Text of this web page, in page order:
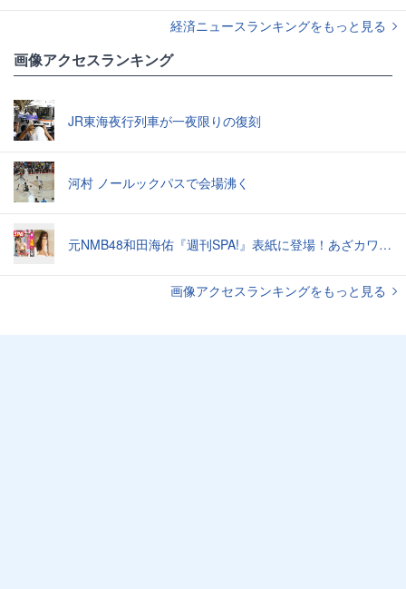
経済ニュースランキングをもっと見る
画像アクセスランキング
JR東海夜行列車が一夜限りの復刻
河村 ノールックパスで会場沸く
元NMB48和田海佑『週刊SPA!』表紙に登場！あざカワ新婚生活グラビアで読者全員TKO負け♡
画像アクセスランキングをもっと見る